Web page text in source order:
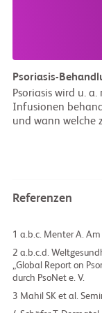
Psoriasis-
Psoriasis wird u.
Infusionen
und wann welche
Referenzen
1
Menter A. Am
2
„Global Report on
durch PsoNet e. V.
3 Mahil SK et al.